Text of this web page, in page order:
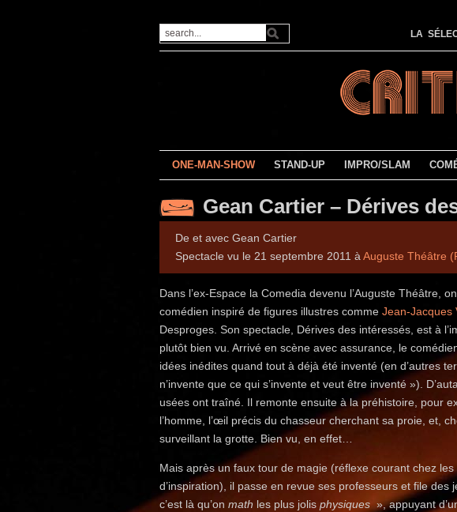
LA
ONE-MAN-SHOW STAND-UP IMPRO/SLAM
Gean Cartier – Dérives
De et avec Gean Cartier
Spectacle vu le 21 septembre 2011 àAuguste Théâtre
Dans l’ex-Espace la Comedia devenu l’Auguste Théâtre,
comédien inspiré de figures illustres comme Jean-Jacques
Desproges. Son spectacle, Dérives des intéressés, est à
plutôt bien vu. Arrivé en scène avec assurance, le
idées inédites quand tout à déjà été inventé (en d’autres
n’invente que ce qui s’invente et veut être inventé »).
usées ont traîné. Il remonte ensuite à la préhistoire, pour
l’homme, l’œil précis du chasseur cherchant sa proie, et,
surveillant la grotte. Bien vu, en effet…
Mais après un faux tour de magie (réflexe courant chez
d’inspiration), il passe en revue ses professeurs et file des
c’est là qu’on math les plus jolis physiques», appuyant